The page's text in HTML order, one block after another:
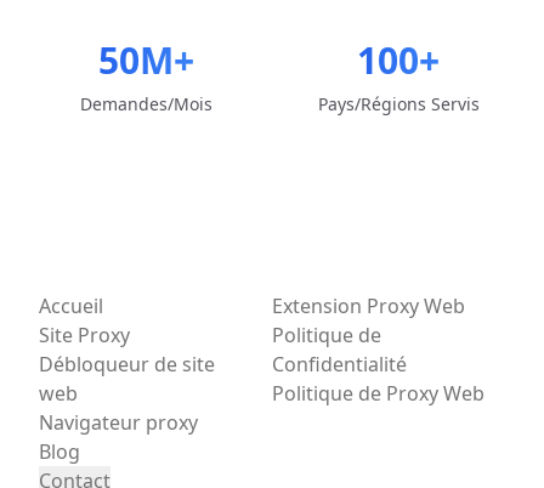
50M+
Demandes/Mois
100+
Pays/Régions Servis
Accueil
Site Proxy
Débloqueur de site
web
Navigateur proxy
Blog
Contact
Extension Proxy Web
Politique de
Confidentialité
Politique de Proxy Web